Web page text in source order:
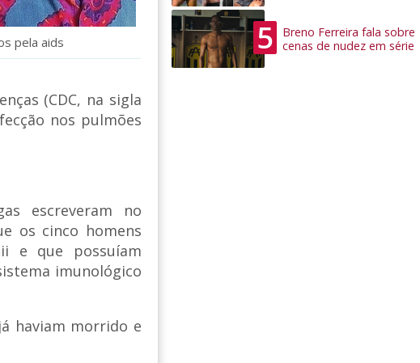
pela aids
(CDC, na sigla
nos pulmões
escreveram no
os cinco homens
e que possuíam
imunológico
haviam morrido e
5
Breno Ferreira fala sobre
cenas de nudez em série